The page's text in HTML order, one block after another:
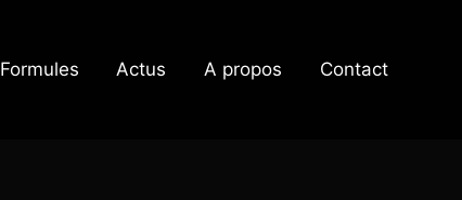
Formules Actus A propos Contact